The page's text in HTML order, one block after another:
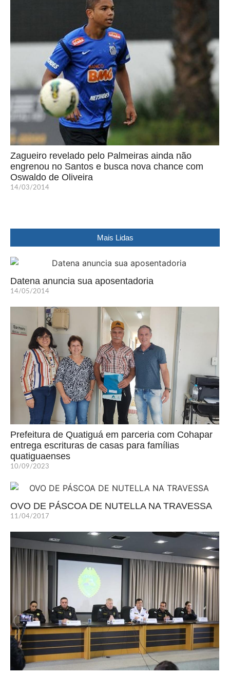
Zagueiro revelado pelo Palmeiras ainda não
engrenou no Santos e busca nova chance com
Oswaldo de Oliveira
14/03/2014
Mais Lidas
Datena anuncia sua aposentadoria
14/05/2014
Prefeitura de Quatiguá em parceria com Cohapar
entrega escrituras de casas para famílias
quatiguaenses
10/09/2023
OVO DE PÁSCOA DE NUTELLA NA TRAVESSA
11/04/2017